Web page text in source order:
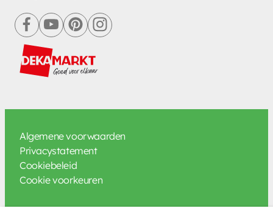
facebookyoutubepinterestinstagram
Algemene voorwaarden
Privacystatement
Cookiebeleid
Cookie voorkeuren